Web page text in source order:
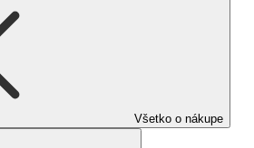
Všetko o nákupe